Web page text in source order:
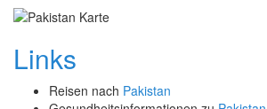
Links
Reisen nach Pakistan